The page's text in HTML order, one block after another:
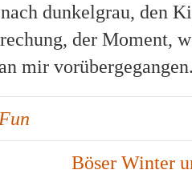
dunkelgrau, den
der Moment,
mir vorübergegangen.
Böser Winter